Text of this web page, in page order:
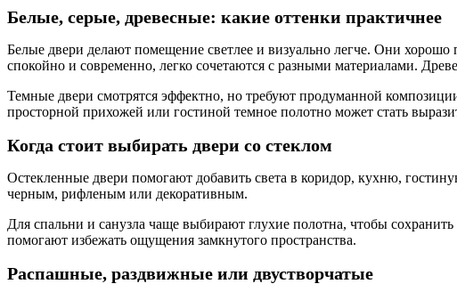
Белые, серые, древесные: какие оттенки практичнее
Белые двери делают помещение светлее и визуально легче. Они
спокойно и современно, легко сочетаются с разными материалами.
Темные двери смотрятся эффектно, но требуют продуманной
просторной прихожей или гостиной темное полотно может стать
Когда стоит выбирать двери со стеклом
Остекленные двери помогают добавить света в коридор, кухню,
черным, рифленым или декоративным.
Для спальни и санузла чаще выбирают глухие полотна, чтобы
помогают избежать ощущения замкнутого пространства.
Распашные, раздвижные или двустворчатые